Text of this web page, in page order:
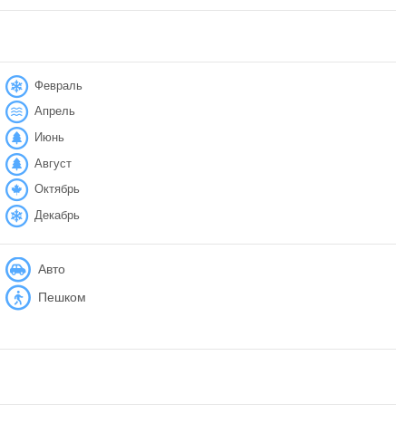
Февраль
Апрель
Июнь
Август
Октябрь
Декабрь
Авто
Пешком